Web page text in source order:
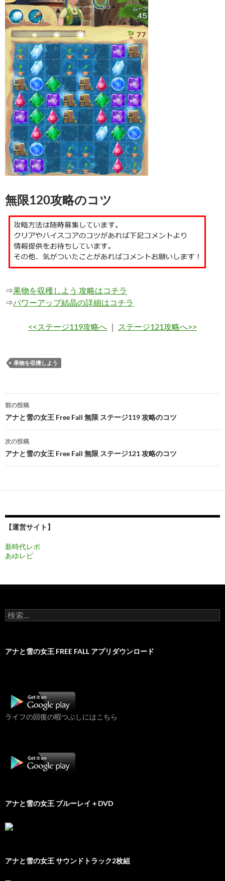
無限120攻略のコツ
⇒果物を収穫しよう 攻略はコチラ
⇒パワーアップ結晶の詳細はコチラ
<<ステージ119攻略へ ｜ ステージ121攻略へ>>
果物を収穫しよう
投
稿
ナ
ビ
ゲ
ー
ョ
ン
前の投稿
アナと雪の女王 Free Fall 無限 ステージ119 攻略のコツ
次の投稿
アナと雪の女王 Free Fall 無限 ステージ121 攻略のコツ
【運営サイト】
新時代レポ
あゆレビ
検
索:
アナと雪の女王 FREE FALL アプリダウンロード
ライフの回復の暇つぶしにはこちら
アナと雪の女王 ブルーレイ＋DVD
アナと雪の女王 サウンドトラック2枚組